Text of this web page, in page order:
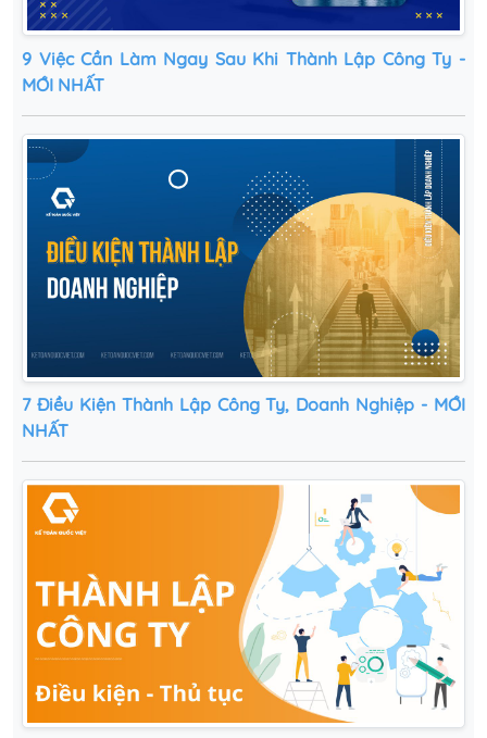
9 Việc Cần Làm Ngay Sau Khi Thành Lập Công Ty -
MỚI NHẤT
7 Điều Kiện Thành Lập Công Ty, Doanh Nghiệp - MỚI
NHẤT